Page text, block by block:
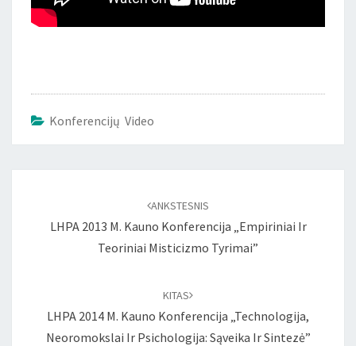
Konferencijų Video
ANKSTESNIS
LHPA 2013 M. Kauno Konferencija „Empiriniai Ir
Teoriniai Misticizmo Tyrimai”
KITAS
LHPA 2014 M. Kauno Konferencija „Technologija,
Neoromokslai Ir Psichologija: Sąveika Ir Sintezė”